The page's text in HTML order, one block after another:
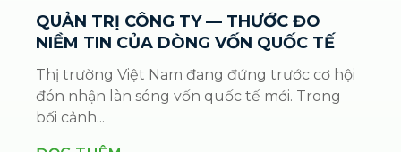
QUẢN TRỊ CÔNG TY — THƯỚC ĐO
NIỀM TIN CỦA DÒNG VỐN QUỐC TẾ
Thị trường Việt Nam đang đứng trước cơ hội
đón nhận làn sóng vốn quốc tế mới. Trong
bối cảnh...